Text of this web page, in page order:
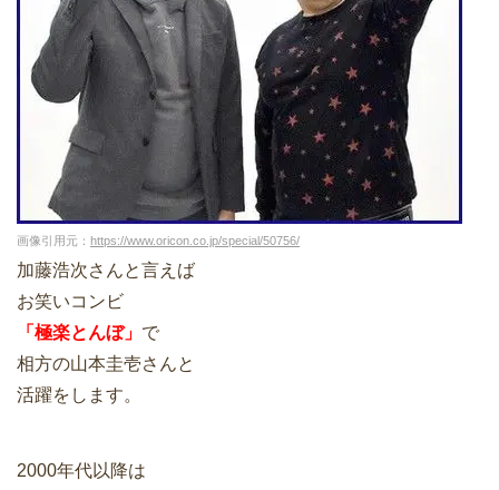
画像引用元： https://www.oricon.co.jp/special/50756/
加藤浩次さんと言えば
お笑いコンビ
「極楽とんぼ」 で
相方の山本圭壱さんと
活躍をします。
2000年代以降は